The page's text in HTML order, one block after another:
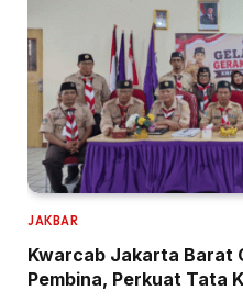
JAKBAR
Kwarcab Jakarta Barat
Pembina, Perkuat Tata